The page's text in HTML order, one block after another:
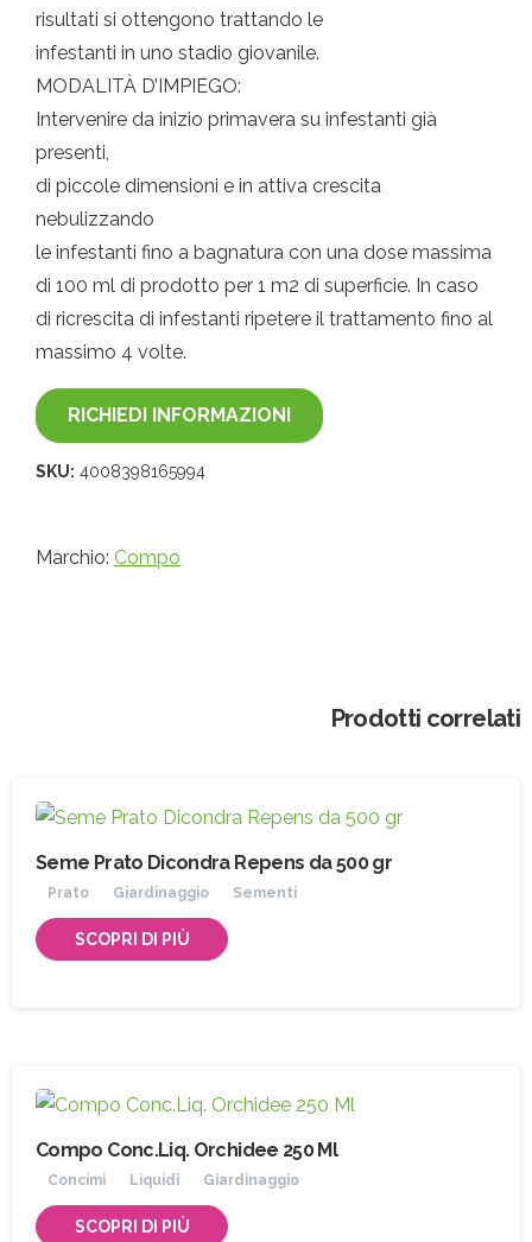
risultati si ottengono trattando le
infestanti in uno stadio giovanile.
MODALITÀ D’IMPIEGO:
Intervenire da inizio primavera su infestanti già
presenti,
di piccole dimensioni e in attiva crescita
nebulizzando
le infestanti fino a bagnatura con una dose massima
di 100 ml di prodotto per 1 m2 di superficie. In caso
di ricrescita di infestanti ripetere il trattamento fino al
massimo 4 volte.
RICHIEDI INFORMAZIONI
SKU: 4008398165994
Marchio: Compo
Prodotti correlati
Seme Prato Dicondra Repens da 500 gr
Prato Giardinaggio Sementi
SCOPRI DI PIÙ
Compo Conc.Liq. Orchidee 250 Ml
Concimi Liquidi Giardinaggio
SCOPRI DI PIÙ